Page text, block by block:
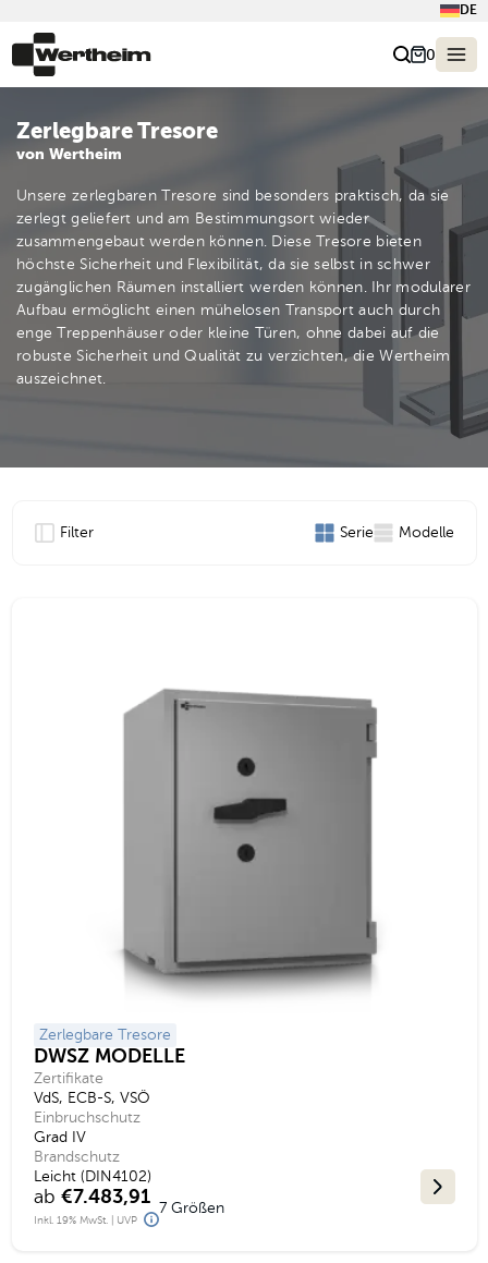
DE
0
Zerlegbare Tresore
von Wertheim
Unsere zerlegbaren Tresore sind besonders praktisch, da sie
zerlegt geliefert und am Bestimmungsort wieder
zusammengebaut werden können. Diese Tresore bieten
höchste Sicherheit und Flexibilität, da sie selbst in schwer
zugänglichen Räumen installiert werden können. Ihr modularer
Aufbau ermöglicht einen mühelosen Transport auch durch
enge Treppenhäuser oder kleine Türen, ohne dabei auf die
robuste Sicherheit und Qualität zu verzichten, die Wertheim
auszeichnet.
Filter Serie Modelle
Zerlegbare Tresore
DWSZ MODELLE
Zertifikate
VdS, ECB-S, VSÖ
Einbruchschutz
Grad IV
Brandschutz
Leicht (DIN4102)
ab €7.483,91
Inkl. 19% MwSt. | UVP
7 Größen